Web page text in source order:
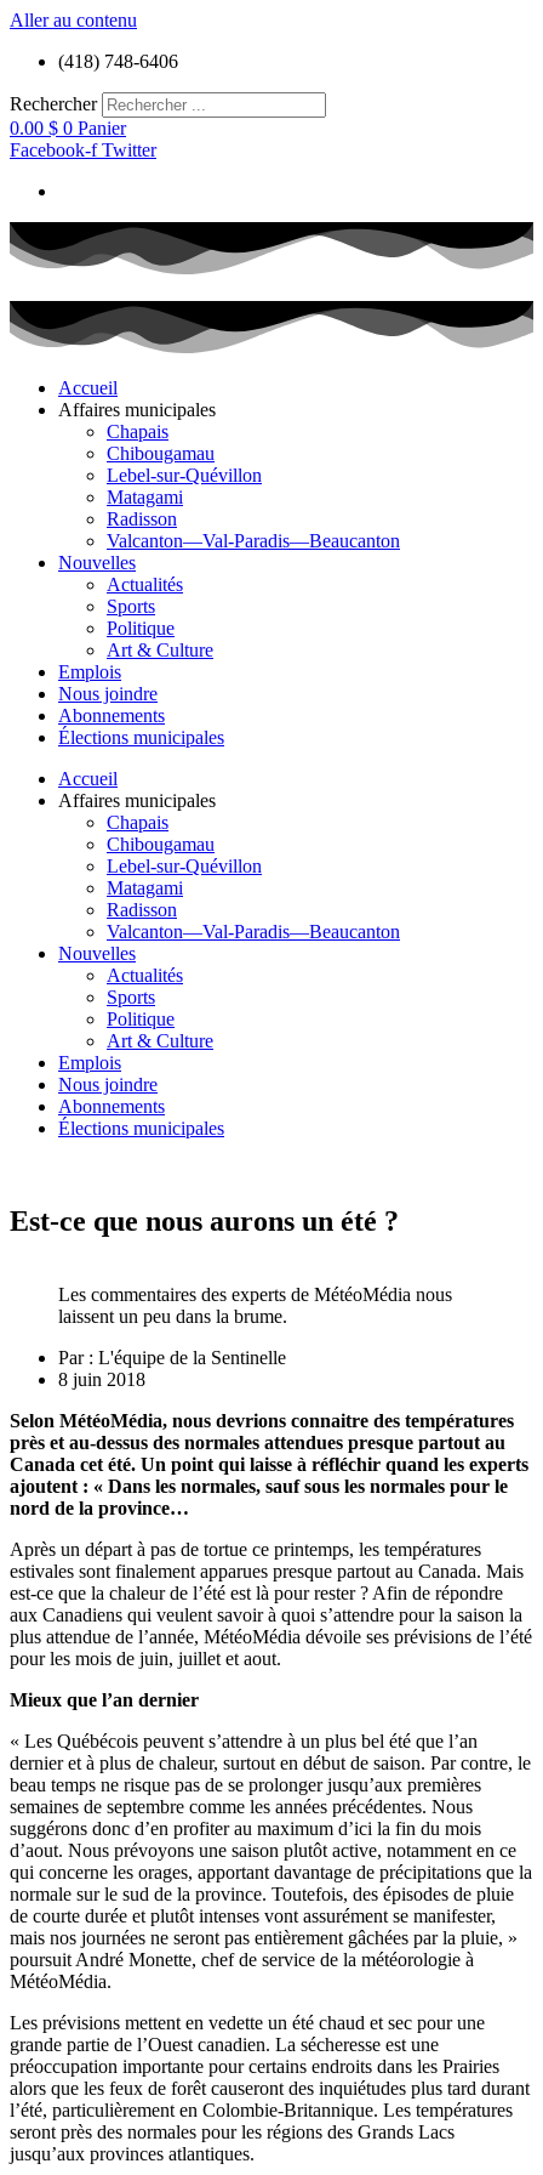
Aller au contenu
(418) 748-6406
Rechercher
0.00 $ 0 Panier
Facebook-f Twitter
Accueil
Affaires municipales
Chapais
Chibougamau
Lebel-sur-Quévillon
Matagami
Radisson
Valcanton—Val-Paradis—Beaucanton
Nouvelles
Actualités
Sports
Politique
Art & Culture
Emplois
Nous joindre
Abonnements
Élections municipales
Accueil
Affaires municipales
Chapais
Chibougamau
Lebel-sur-Quévillon
Matagami
Radisson
Valcanton—Val-Paradis—Beaucanton
Nouvelles
Actualités
Sports
Politique
Art & Culture
Emplois
Nous joindre
Abonnements
Élections municipales
Est-ce que nous aurons un été ?
Les commentaires des experts de MétéoMédia nous
laissent un peu dans la brume.
Par : L'équipe de la Sentinelle
8 juin 2018
Selon MétéoMédia, nous devrions connaitre des températures
près et au-dessus des normales attendues presque partout au
Canada cet été. Un point qui laisse à réfléchir quand les experts
ajoutent : « Dans les normales, sauf sous les normales pour le
nord de la province…
Après un départ à pas de tortue ce printemps, les températures
estivales sont finalement apparues presque partout au Canada. Mais
est-ce que la chaleur de l’été est là pour rester ? Afin de répondre
aux Canadiens qui veulent savoir à quoi s’attendre pour la saison la
plus attendue de l’année, MétéoMédia dévoile ses prévisions de l’été
pour les mois de juin, juillet et aout.
Mieux que l’an dernier
« Les Québécois peuvent s’attendre à un plus bel été que l’an
dernier et à plus de chaleur, surtout en début de saison. Par contre, le
beau temps ne risque pas de se prolonger jusqu’aux premières
semaines de septembre comme les années précédentes. Nous
suggérons donc d’en profiter au maximum d’ici la fin du mois
d’aout. Nous prévoyons une saison plutôt active, notamment en ce
qui concerne les orages, apportant davantage de précipitations que la
normale sur le sud de la province. Toutefois, des épisodes de pluie
de courte durée et plutôt intenses vont assurément se manifester,
mais nos journées ne seront pas entièrement gâchées par la pluie, »
poursuit André Monette, chef de service de la météorologie à
MétéoMédia.
Les prévisions mettent en vedette un été chaud et sec pour une
grande partie de l’Ouest canadien. La sécheresse est une
préoccupation importante pour certains endroits dans les Prairies
alors que les feux de forêt causeront des inquiétudes plus tard durant
l’été, particulièrement en Colombie-Britannique. Les températures
seront près des normales pour les régions des Grands Lacs
jusqu’aux provinces atlantiques.